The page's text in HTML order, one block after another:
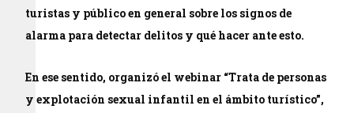
turistas y público en general sobre los signos de
alarma para detectar delitos y qué hacer ante esto.
En ese sentido, organizó el webinar “Trata de personas
y explotación sexual infantil en el ámbito turístico”,